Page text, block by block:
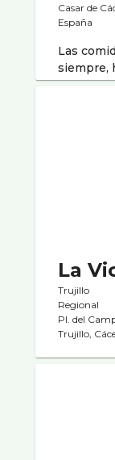
Casar de
España
Las
siempre,
La
Trujillo
Regional
Pl. del
Trujillo,